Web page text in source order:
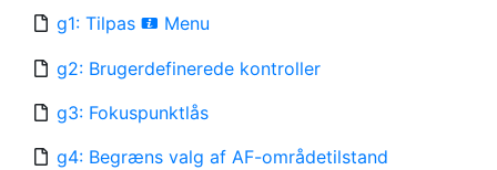
g1: Tilpas i Menu
g2: Brugerdefinerede kontroller
g3: Fokuspunktlås
g4: Begræns valg af AF-områdetilstand